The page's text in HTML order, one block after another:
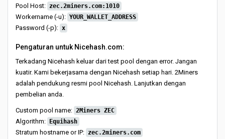
Pool Host: zec.2miners.com:1010
Workername (-u): YOUR_WALLET_ADDRESS
Password (-p): x
Pengaturan untuk Nicehash.com:
Terkadang Nicehash keluar dari test pool dengan error. Jangan
kuatir. Kami bekerjasama dengan Nicehash setiap hari. 2Miners
adalah pendukung resmi pool Nicehash. Lanjutkan dengan
pembelian anda.
Custom pool name: 2Miners ZEC
Algorithm: Equihash
Stratum hostname or IP: zec.2miners.com